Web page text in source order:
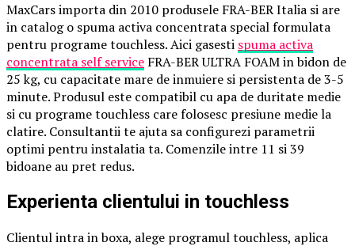
MaxCars importa din 2010 produsele FRA-BER Italia si are
in catalog o spuma activa concentrata special formulata
pentru programe touchless. Aici gasesti spuma activa
concentrata self service FRA-BER ULTRA FOAM in bidon de
25 kg, cu capacitate mare de inmuiere si persistenta de 3-5
minute. Produsul este compatibil cu apa de duritate medie
si cu programe touchless care folosesc presiune medie la
clatire. Consultantii te ajuta sa configurezi parametrii
optimi pentru instalatia ta. Comenzile intre 11 si 39
bidoane au pret redus.
Experienta clientului in touchless
Clientul intra in boxa, alege programul touchless, aplica